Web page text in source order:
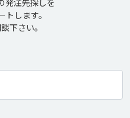
します。
下さい。